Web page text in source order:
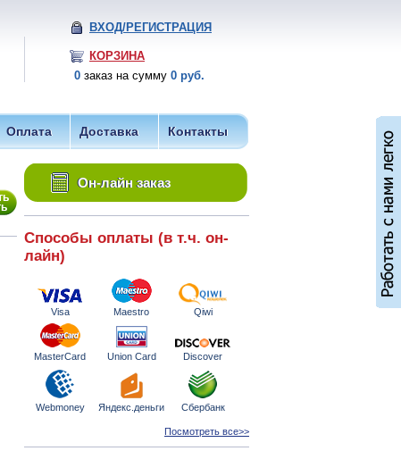
ВХОД/РЕГИСТРАЦИЯ
КОРЗИНА
0 заказ на сумму 0 руб.
Оплата Доставка Контакты
Он-лайн заказ
Способы оплаты (в т.ч. он-
лайн)
Visa Maestro Qiwi
MasterCard Union Card Discover
Webmoney Яндекс.деньги Сбербанк
Посмотреть все>>